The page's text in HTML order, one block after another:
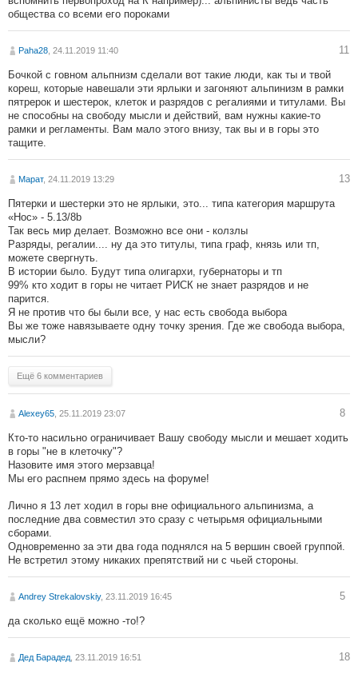
общества со всеми его пороками
Paha28 , 24.11.2019 11:40 11
Бочкой с говном альпнизм сделали вот такие люди, как ты и твой
кореш, которые навешали эти ярлыки и загоняют альпинизм в рамки
пятрерок и шестерок, клеток и разрядов с регалиями и титулами. Вы
не способны на свободу мысли и действий, вам нужны какие-то
рамки и регламенты. Вам мало этого внизу, так вы и в горы это
тащите.
Марат, 24.11.2019 13:29 13
Пятерки и шестерки это не ярлыки, это... типа категория маршрута
«Нос» - 5.13/8b
Так весь мир делает. Возможно все они - колзлы
Разряды, регалии.... ну да это титулы, типа граф, князь или тп,
можете свергнуть.
В истории было. Будут типа олигархи, губернаторы и тп
99% кто ходит в горы не читает РИСК не знает разрядов и не
парится.
Я не против что бы были все, у нас есть свобода выбора
Вы же тоже навязываете одну точку зрения. Где же свобода выбора,
мысли?
Ещё 6 комментариев
Alexey65 , 25.11.2019 23:07 8
Кто-то насильно ограничивает Вашу свободу мысли и мешает ходить
в горы "не в клеточку"?
Назовите имя этого мерзавца!
Мы его распнем прямо здесь на форуме!
Лично я 13 лет ходил в горы вне официального альпинизма, а
последние два совместил это сразу с четырьмя официальными
сборами.
Одновременно за эти два года поднялся на 5 вершин своей группой.
Не встретил этому никаких препятствий ни с чьей стороны.
Andrey Strekalovskiy, 23.11.2019 16:45 5
да сколько ещё можно -то!?
Дед Барадед , 23.11.2019 16:51 18